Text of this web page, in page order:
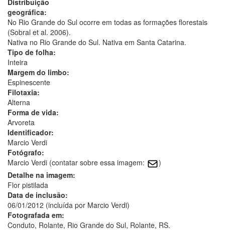
Distribuição
geográfica:
No Rio Grande do Sul ocorre em todas as formações florestais
(Sobral et al. 2006).
Nativa no Rio Grande do Sul. Nativa em Santa Catarina.
Tipo de folha:
Inteira
Margem do limbo:
Espinescente
Filotaxia:
Alterna
Forma de vida:
Arvoreta
Identificador:
Marcio Verdi
Fotógrafo:
Marcio Verdi (contatar sobre essa imagem:
)
Detalhe na imagem:
Flor pistilada
Data de inclusão:
06/01/2012 (incluída por Marcio Verdi)
Fotografada em:
Conduto, Rolante, Rio Grande do Sul, Rolante, RS.